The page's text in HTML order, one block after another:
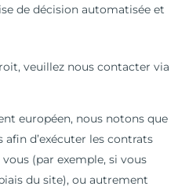
de décision automatisée et
veuillez nous contacter via
européen, nous notons que
d’exécuter les contrats
(par exemple, si vous
du site), ou autrement